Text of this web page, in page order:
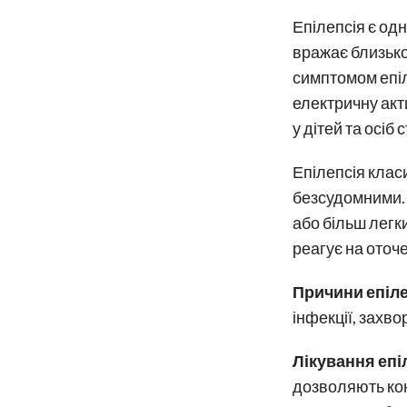
Епілепсія є
вражає
симптомом
електричну
у дітей та осіб
Епілепсія
або більш
реагує на
Причини
інфекції,
Лікування
дозволяють